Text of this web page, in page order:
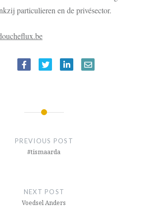
particulieren en de privésector.
PREVIOUS POST
#tismaarda
NEXT POST
Voedsel Anders